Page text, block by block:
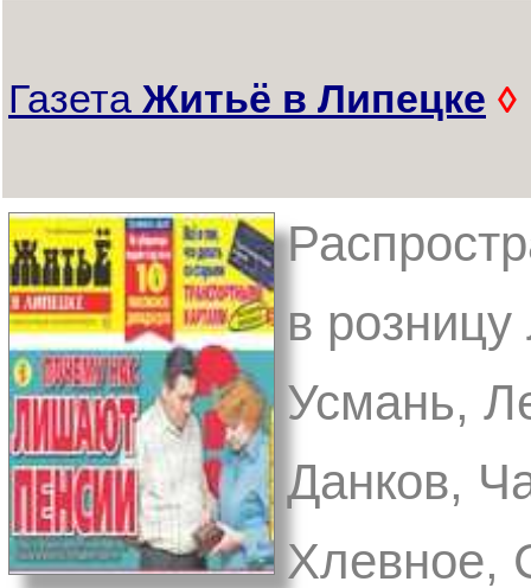
Газета Житьё в Липецке ◊
в
Усмань,
Данков,
Хлевное,